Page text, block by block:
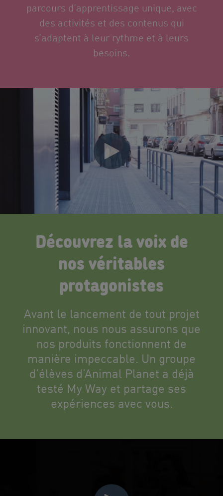
parcours d’apprentissage unique, avec
des activités et des contenus qui
s’adaptent à leur rythme et à leurs
besoins.
Découvrez la voix de
nos véritables
protagonistes
Avant le lancement de tout projet
innovant, nous nous assurons que
nos produits fonctionnent de
manière impeccable. Un groupe
d’élèves d’Animal Planet a déjà
testé My Way et partage ses
expériences avec vous.